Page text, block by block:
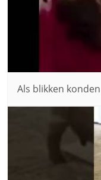
Als blikken